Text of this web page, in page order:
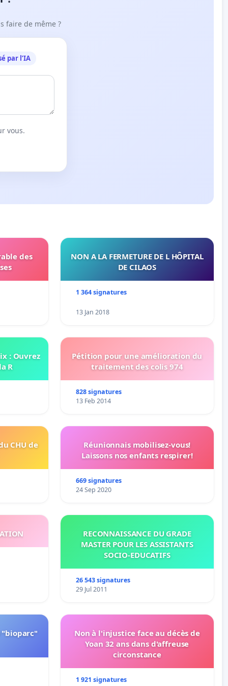
faire de même ?
par l’IA
vous.
des
NON A LA FERMETURE DE L HÔPITAL
DE CILAOS
1 364 signatures
13 Jan 2018
: Ouvrez
R
Pétition pour une amélioration du
traitement des colis 974
828 signatures
13 Feb 2014
CHU de
Réunionnais mobilisez-vous!
Laissons nos enfants respirer!
669 signatures
24 Sep 2020
RECONNAISSANCE DU GRADE
MASTER POUR LES ASSISTANTS
SOCIO-EDUCATIFS
26 543 signatures
29 Jul 2011
"bioparc"
Non à l'injustice face au décès de
Yoan 32 ans dans d'affreuse
circonstance
1 921 signatures